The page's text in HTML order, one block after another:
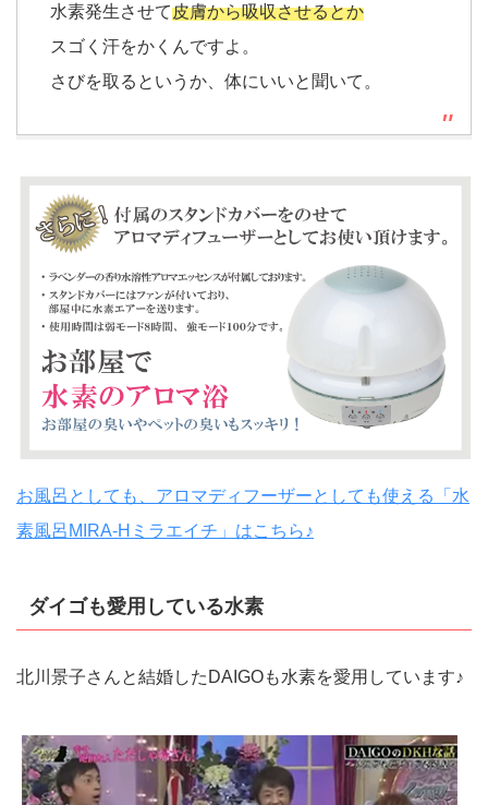
水素発生させて皮膚から吸収させるとか
スゴく汗をかくんですよ。
さびを取るというか、体にいいと聞いて。
お風呂としても、アロマディフーザーとしても使える「水
素風呂MIRA-Hミラエイチ」はこちら♪
ダイゴも愛用している水素
北川景子さんと結婚したDAIGOも水素を愛用しています♪